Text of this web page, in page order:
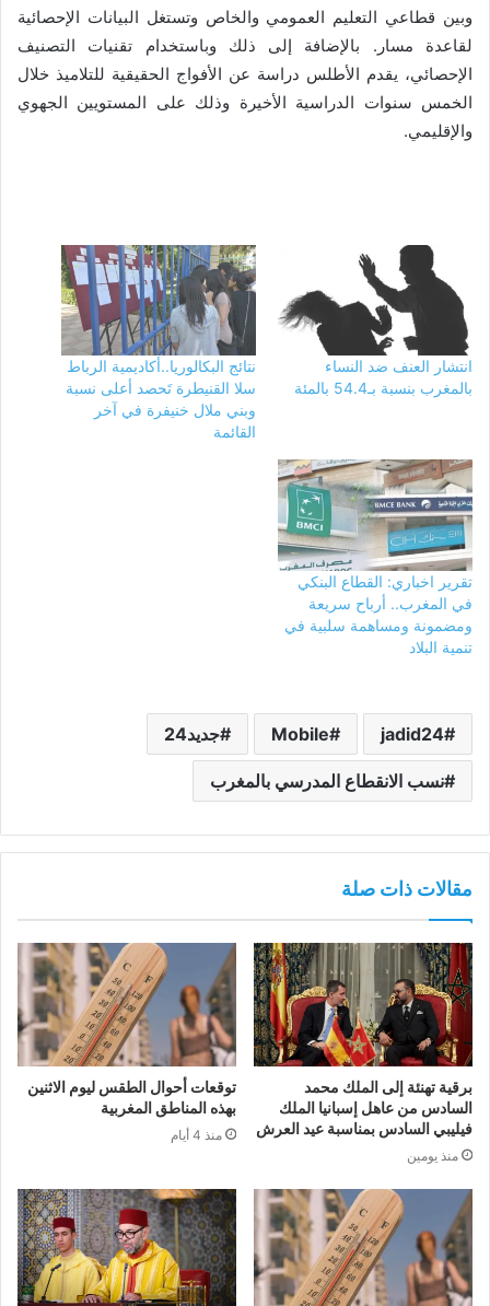
وبين قطاعي التعليم العمومي والخاص وتستغل البيانات الإحصائية
لقاعدة مسار. بالإضافة إلى ذلك وباستخدام تقنيات التصنيف
الإحصائي، يقدم الأطلس دراسة عن الأفواج الحقيقية للتلاميذ خلال
الخمس سنوات الدراسية الأخيرة وذلك على المستويين الجهوي
والإقليمي.
انتشار العنف ضد النساء
بالمغرب بنسبة بـ54.4 بالمئة
نتائج البكالوريا..أكاديمية الرباط
سلا القنيطرة تَحصد أعلى نسبة
وبني ملال خنيفرة في آخر
القائمة
تقرير اخباري: القطاع البنكي
في المغرب.. أرباح سريعة
ومضمونة ومساهمة سلبية في
تنمية البلاد
jadid24
Mobile جديد24
نسب الانقطاع المدرسي بالمغرب
مقالات ذات صلة
برقية تهنئة إلى الملك محمد
السادس من عاهل إسبانيا الملك
فيليبي السادس بمناسبة عيد العرش
منذ يومين
توقعات أحوال الطقس ليوم الاثنين
بهذه المناطق المغربية
منذ 4 أيام